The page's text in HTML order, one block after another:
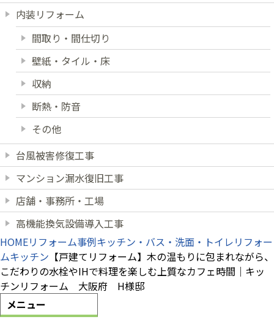
内装リフォーム
間取り・間仕切り
壁紙・タイル・床
収納
断熱・防音
その他
台風被害修復工事
マンション漏水復旧工事
店舗・事務所・工場
高機能換気設備導入工事
HOMEリフォーム事例キッチン・バス・洗面・トイレリフォー
ムキッチン 【戸建てリフォーム】木の温もりに包まれながら、
こだわりの水栓やIHで料理を楽しむ上質なカフェ時間｜キッ
チンリフォーム 大阪府 H様邸
メニュー